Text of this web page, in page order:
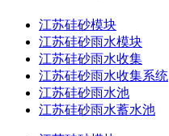
江苏硅砂模块
江苏硅砂雨水模块
江苏硅砂雨水收集
江苏硅砂雨水收集系统
江苏硅砂雨水池
江苏硅砂雨水蓄水池